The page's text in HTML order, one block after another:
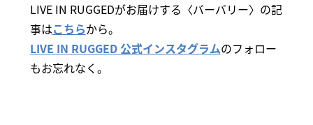
LIVE IN RUGGEDがお届けする〈バーバリー〉の記
事はこちらから。
LIVE IN RUGGED 公式インスタグラムのフォロー
もお忘れなく。